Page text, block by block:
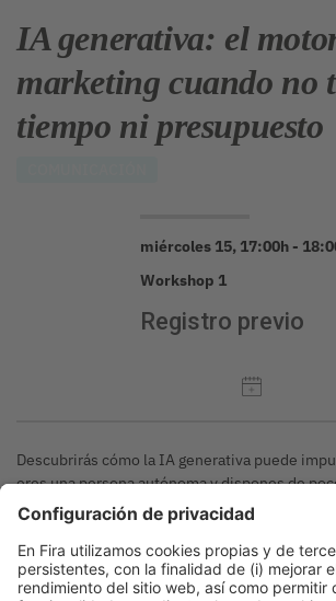
IA generativa: el
marketing cuando no
tiempo ni presupuesto
miércoles 15, 17:00h -
Workshop 1
Registro previo
Descubrirás cómo la IA generativa puede
eres una persona autónoma y dispones de
taller práctico aprenderás a crear contenidos,
estructurar tu embudo de captación de forma
Inscripción:https://forms.office.com/e/